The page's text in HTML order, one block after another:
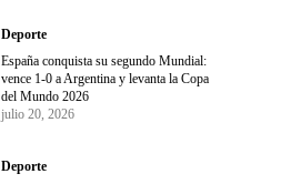
Deporte
España conquista su segundo Mundial:
vence 1-0 a Argentina y levanta la Copa
del Mundo 2026
julio 20, 2026
Deporte